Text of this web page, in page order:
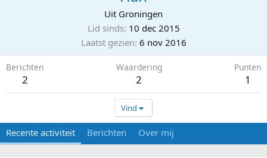
Uit Groningen
Lid sinds 10 dec 2015
Laatst gezien 6 nov 2016
Berichten
2
Waardering
2
Punten
1
Vind
Recente activiteit Berichten Over mij